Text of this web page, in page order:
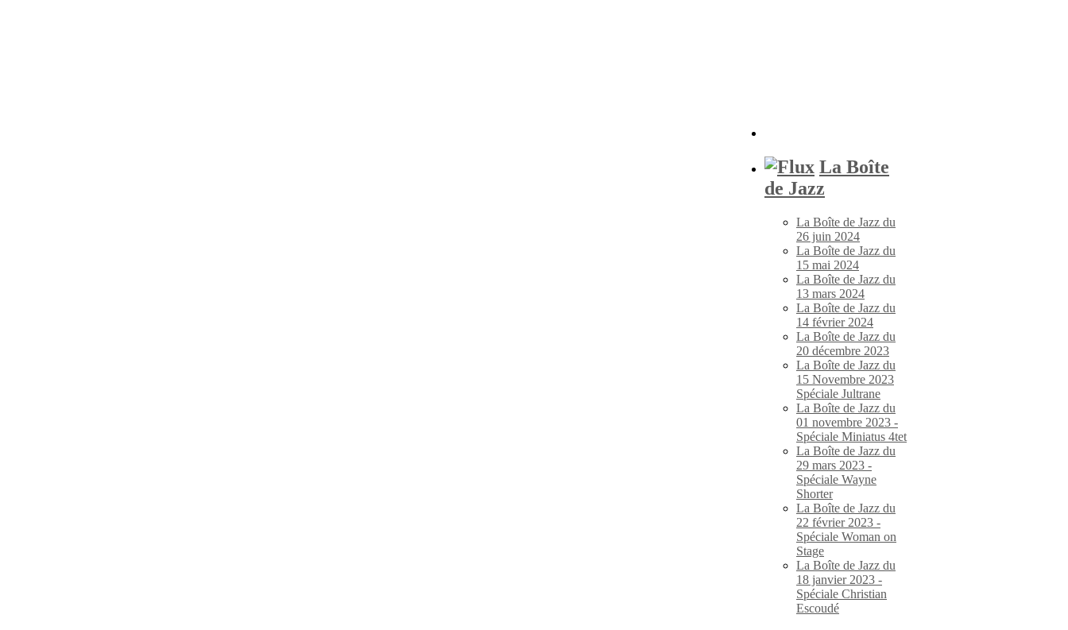
La Boîte
de Jazz
La Boîte de Jazz du
26 juin 2024
La Boîte de Jazz du
15 mai 2024
La Boîte de Jazz du
13 mars 2024
La Boîte de Jazz du
14 février 2024
La Boîte de Jazz du
20 décembre 2023
La Boîte de Jazz du
15 Novembre 2023
Spéciale Jultrane
La Boîte de Jazz du
01 novembre 2023 -
Spéciale Miniatus 4tet
La Boîte de Jazz du
29 mars 2023 -
Spéciale Wayne
Shorter
La Boîte de Jazz du
22 février 2023 -
Spéciale Woman on
Stage
La Boîte de Jazz du
18 janvier 2023 -
Spéciale Christian
Escoudé